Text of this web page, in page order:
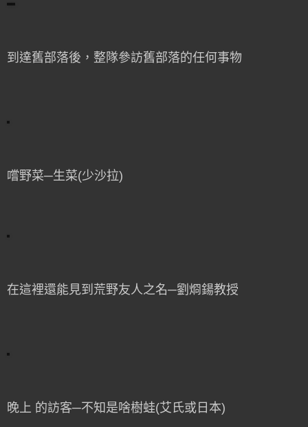
到達舊部落後，整隊參訪舊部落的任何事物
嚐野菜─生菜(少沙拉)
在這裡還能見到荒野友人之名─劉烱鍚教授
晚上 的訪客─不知是啥樹蛙(艾氏或日本)